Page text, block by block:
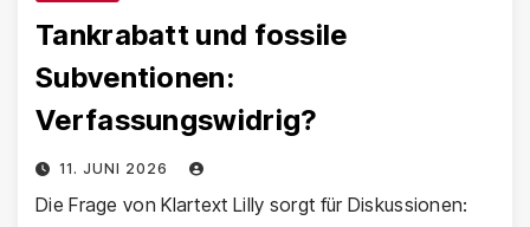
Tankrabatt und fossile
Subventionen:
Verfassungswidrig?
11. JUNI 2026
Die Frage von Klartext Lilly sorgt für Diskussionen: